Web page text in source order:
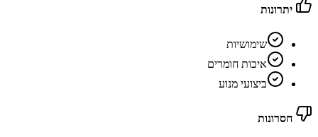
יתרונות
שימושיות
איכות חומרים
ביצועי מנוע
חסרונות